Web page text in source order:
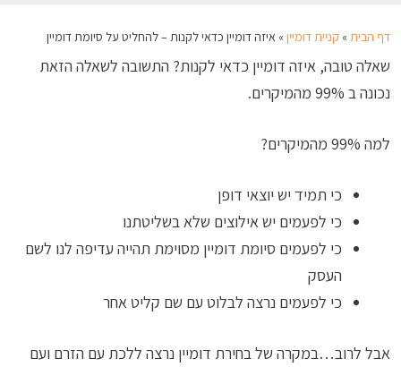
דף הבית» קניית דומיין» איזה דומיין כדאי לקנות – להחליט על סיומת דומיין
שאלה טובה, איזה דומיין כדאי לקנות? התשובה לשאלה הזאת
נכונה ב 99% מהמיקרים.
למה 99% מהמיקרים?
כי תמיד יש יוצאי דופן
כי לפעמים יש אילוצים שלא בשליטתנו
כי לפעמים סיומת דומיין מסוימת תהייה עדיפה לנו לשם
העסק
כי לפעמים נרצה לבלוט עם שם קליט אחר
אבל לרוב…במקרה של בחירת דומיין נרצה ללכת עם הזרם ועם